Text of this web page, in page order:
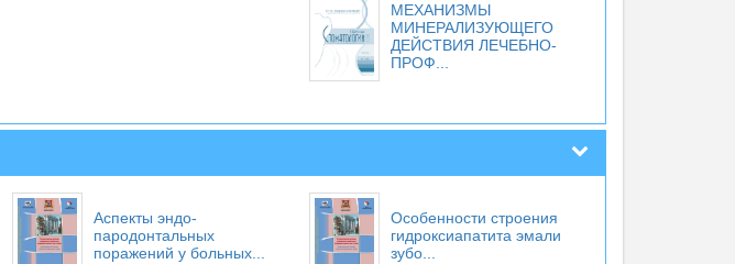
МЕХАНИЗМЫ
МИНЕРАЛИЗУЮЩЕГО
ДЕЙСТВИЯ ЛЕЧЕБНО-
ПРОФ...
Аспекты эндо-
пародонтальных
поражений у больных...
Особенности строения
гидроксиапатита эмали
зубо...